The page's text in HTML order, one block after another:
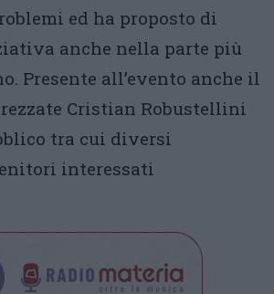
ed ha proposto di
anche nella parte più
Presente all’evento anche il
Cristian Robustellini
tra cui diversi
interessati